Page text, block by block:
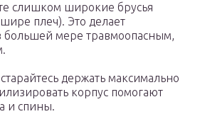
слишком широкие брусья
плеч). Это делает
большей мере травмоопасным,
держать максимально
корпус помогают
и спины.